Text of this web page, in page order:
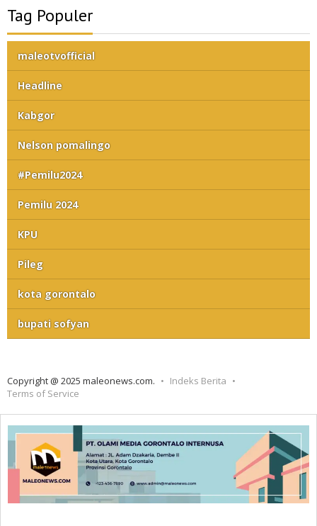
Tag Populer
maleotvofficial
Headline
Kabgor
Nelson pomalingo
#Pemilu2024
Pemilu 2024
KPU
Pileg
kota gorontalo
bupati sofyan
Copyright @ 2025 maleonews.com.
Indeks Berita
Terms of Service